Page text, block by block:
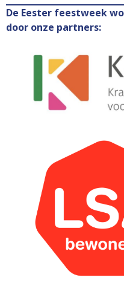
De Eester feestweek
door onze partners: